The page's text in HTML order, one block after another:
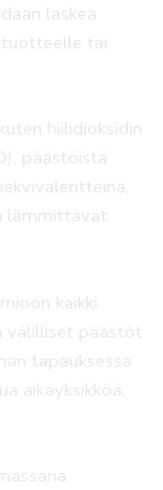
laskea
tuotteelle tai
hiilidioksidin
päästöistä
lämmittävät
kaikki
välilliset päästöt
tapauksessa
aikayksikköä,